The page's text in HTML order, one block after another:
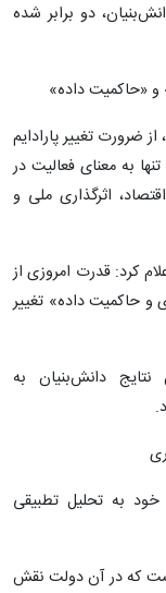
دو برابر شده
و «حاکمیت داده»
ضرورت تغییر پارادایم
به معنای فعالیت در
اثرگذاری ملی و
کرد: قدرت امروزی از
و حاکمیت داده» تغییر
دانش‌بنیان به
به تحلیل تطبیقی
که در آن دولت نقش